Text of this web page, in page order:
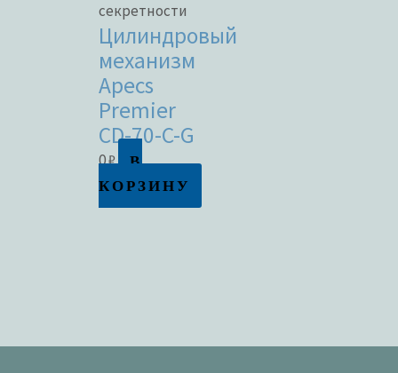
секретности
Цилиндровый
механизм
Apecs
Premier
CD-70-C-G
0₽
В
КОРЗИНУ